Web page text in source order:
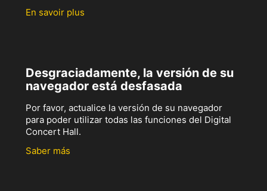
En savoir plus
Desgraciadamente, la versión de su
navegador está desfasada
Por favor, actualice la versión de su navegador
para poder utilizar todas las funciones del Digital
Concert Hall.
Saber más